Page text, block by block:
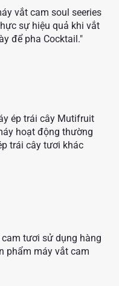
vắt cam soul seeries
sự hiệu quả khi vắt
để pha Cocktail."
ép trái cây Mutifruit
hoạt động thường
trái cây tươi khác
tươi sử dụng hàng
phẩm máy vắt cam